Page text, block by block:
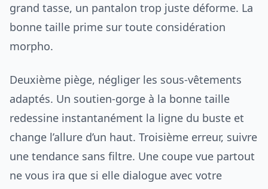
grand tasse, un pantalon trop juste déforme. La
bonne taille prime sur toute considération
morpho.
Deuxième piège, négliger les sous-vêtements
adaptés. Un soutien-gorge à la bonne taille
redessine instantanément la ligne du buste et
change l’allure d’un haut. Troisième erreur, suivre
une tendance sans filtre. Une coupe vue partout
ne vous ira que si elle dialogue avec votre